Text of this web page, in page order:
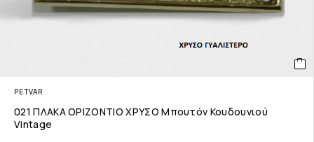
PETVAR
021 ΠΛΑΚΑ ΟΡΙΖΟΝΤΙΟ ΧΡΥΣΟ Μπουτόν Κουδουνιού
Vintage